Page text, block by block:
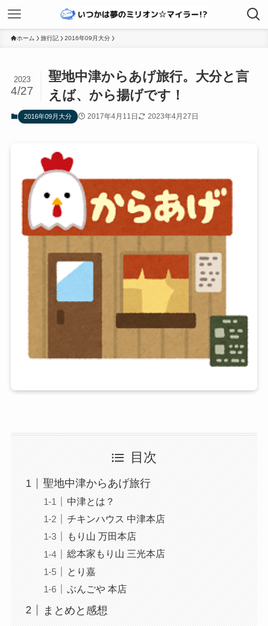
ホーム 旅行記 2016年09月大分
聖地中津からあげ旅行。大分と言
えば、から揚げです！
2023
4/27
2016年09月大分 2017年4月11日 2023年4月27日
目次
聖地中津からあげ旅行
中津とは？
チキンハウス 中津本店
もり山 万田本店
総本家もり山 三光本店
とり嘉
ぶんごや 本店
まとめと感想